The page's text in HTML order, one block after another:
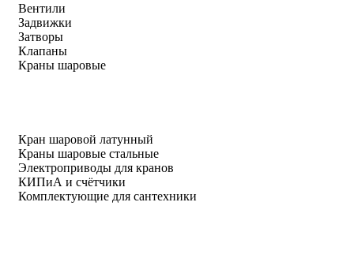
Вентили
Задвижки
Затворы
Клапаны
Краны шаровые
Кран шаровой латунный
Краны шаровые стальные
Электроприводы для кранов
КИПиА и счётчики
Комплектующие для сантехники